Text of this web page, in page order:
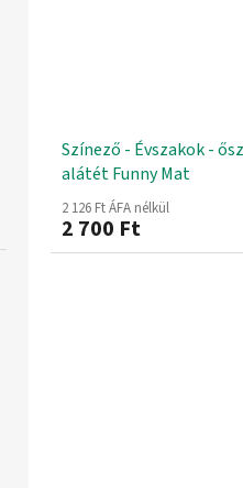
Színező - Évszakok -
alátét Funny Mat
2 126 Ft ÁFA nélkül
2 700 Ft